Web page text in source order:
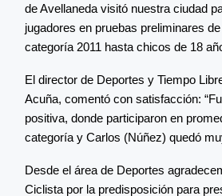
de Avellaneda visitó nuestra ciudad
jugadores en pruebas preliminares
categoría 2011 hasta chicos de 18
El director de Deportes y Tiempo
Acuña, comentó con satisfacción:
positiva, donde participaron en
categoría y Carlos (Núñez) quedó
Desde el área de Deportes
Ciclista por la predisposición para